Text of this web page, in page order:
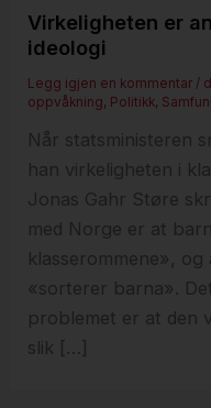
Virkeligheten er
ideologi
Legg igjen en kommentar /
oppvåkning, Politikk,
Når statsministeren
han virkeligheten i
Jonas Gahr Støre
med Norge er at
klasserommene»,
«sorterer barna».
problemet er at den
slik […]